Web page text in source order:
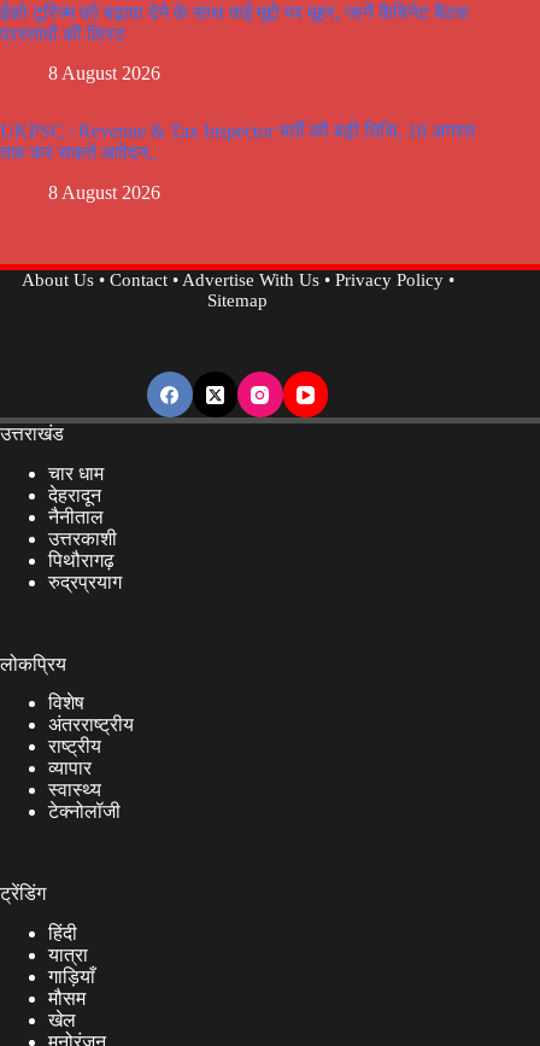
ईको टूरिज्म को बढ़ावा देने के साथ कई मूद्दो पर मूहर, जानें कैबिनेट बैठक
प्रस्तावों की लिस्ट
8 August 2026
UKPSC : Revenue & Tax Inspector भर्ती की बढ़ी तिथि, 18 अगस्त
तक कर सकते आवेदन..
8 August 2026
About Us• Contact•Advertise With Us• Privacy Policy•
Sitemap
उत्तराखंड
चार धाम
देहरादून
नैनीताल
उत्तरकाशी
पिथौरागढ़
रुद्रप्रयाग
लोकप्रिय
विशेष
अंतरराष्ट्रीय
राष्ट्रीय
व्यापार
स्वास्थ्य
टेक्नोलॉजी
ट्रेंडिंग
हिंदी
यात्रा
गाड़ियाँ
मौसम
खेल